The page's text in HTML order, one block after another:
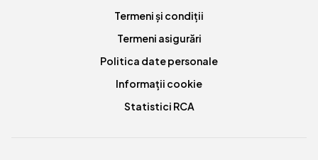
Termeni și condiții
Termeni asigurări
Politica date personale
Informații cookie
Statistici RCA